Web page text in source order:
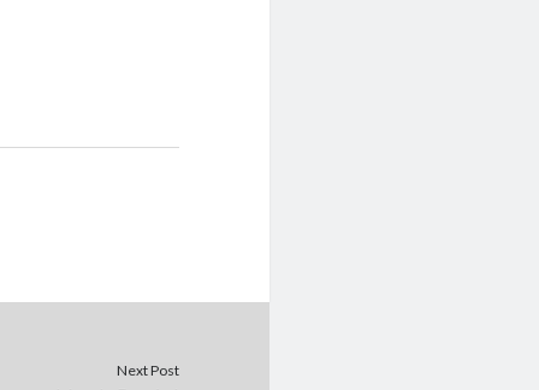
Next Post